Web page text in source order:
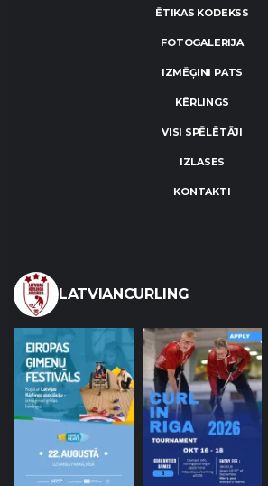
ĒTIKAS KODEKSS
FOTOGALERIJA
IZMĒĢINI PATS
KĒRLINGS
VISI SPĒLĒTĀJI
IZLASES
KONTAKTI
LATVIANCURLING